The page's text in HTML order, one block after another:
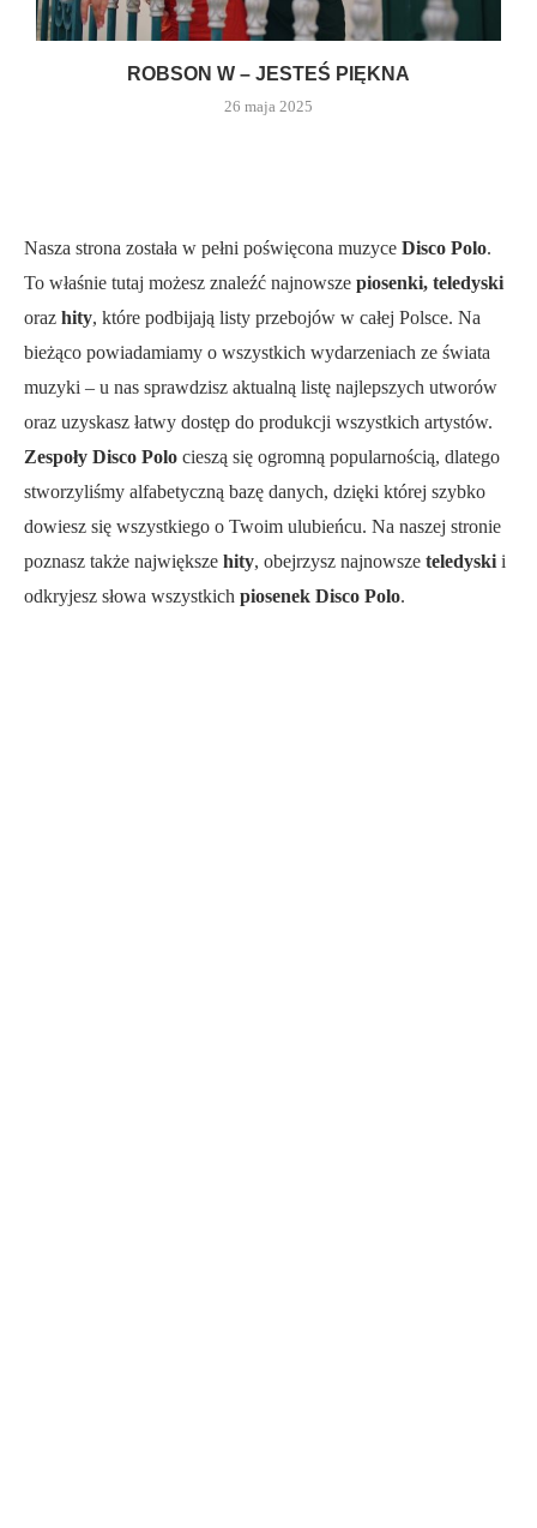
ROBSON W – JESTEŚ PIĘKNA
26 maja 2025
Nasza strona została w pełni poświęcona muzyce Disco Polo.
To właśnie tutaj możesz znaleźć najnowsze piosenki, teledyski
oraz hity, które podbijają listy przebojów w całej Polsce. Na
bieżąco powiadamiamy o wszystkich wydarzeniach ze świata
muzyki – u nas sprawdzisz aktualną listę najlepszych utworów
oraz uzyskasz łatwy dostęp do produkcji wszystkich artystów.
Zespoły Disco Polo cieszą się ogromną popularnością, dlatego
stworzyliśmy alfabetyczną bazę danych, dzięki której szybko
dowiesz się wszystkiego o Twoim ulubieńcu. Na naszej stronie
poznasz także największe hity, obejrzysz najnowsze teledyski i
odkryjesz słowa wszystkich piosenek Disco Polo.